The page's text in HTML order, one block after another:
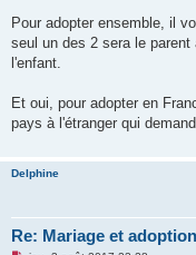
g
n
o
u
Pour adopter ensemble, il
seul un des 2 sera le
l'enfant.
Et oui, pour adopter en
pays à l'étranger qui
Delphine
Re: Mariage et adoption